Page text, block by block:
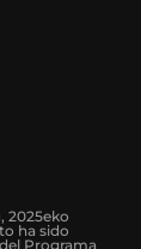
2025eko
ha sido
Programa